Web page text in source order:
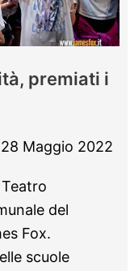
premiati i
28 Maggio 2022
del
Fox.
scuole